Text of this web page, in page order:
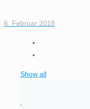
6. Februar 2018
Show all